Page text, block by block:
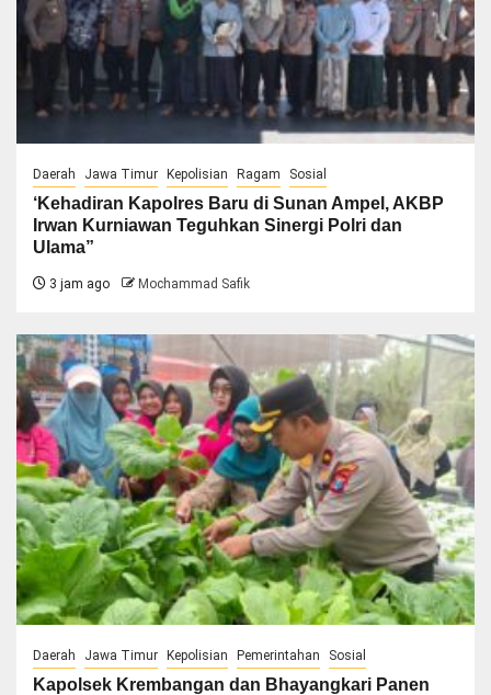
Daerah Jawa Timur Kepolisian Ragam Sosial
‘Kehadiran Kapolres Baru di Sunan Ampel, AKBP
Irwan Kurniawan Teguhkan Sinergi Polri dan
Ulama”
3 jam ago Mochammad Safik
Daerah Jawa Timur Kepolisian Pemerintahan Sosial
Kapolsek Krembangan dan Bhayangkari Panen